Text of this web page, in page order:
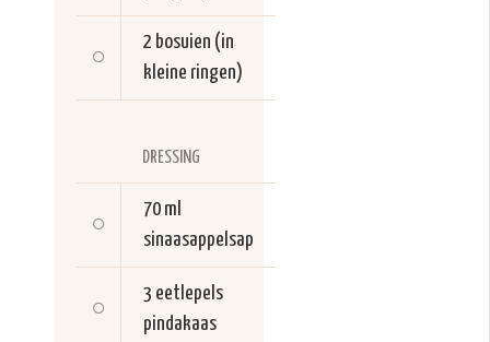
2 bosuien (in
kleine ringen)
DRESSING
70 ml
sinaasappelsap
3 eetlepels
pindakaas